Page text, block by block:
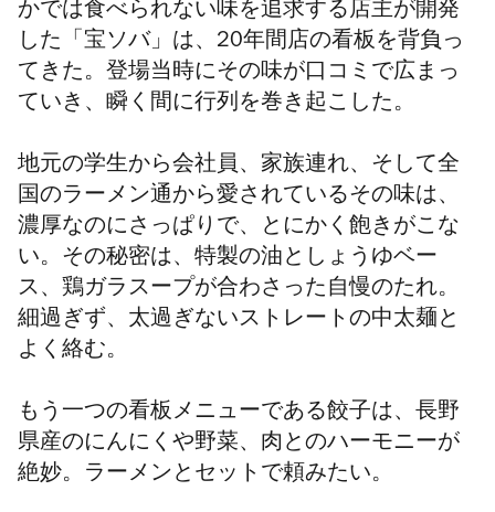
か では食べられない味を追求する店主が開発
した「 宝ソバ」は、20年間店の看板を背負っ
てきた。登場当時にその味が口コミで広まっ
ていき、瞬く間に行列を巻き起こした。
地元の学生から会社員、家族連れ、そして全
国のラーメン通から愛されているその味は、
濃厚なのにさっぱりで、とにかく飽きがこな
い。その秘密は、特製の油としょうゆベー
ス、鶏ガラスープが合わさった自慢のたれ。
細過ぎず、太過ぎないストレートの中太麺と
よく絡む。
もう一つの看板メニューである餃子は、長野
県産のにんにくや野菜、肉とのハーモニーが
絶妙。ラーメンとセットで頼みたい。